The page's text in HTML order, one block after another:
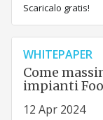
Scaricalo gratis!
WHITEPAPER
Come
impianti
12 Apr 2024